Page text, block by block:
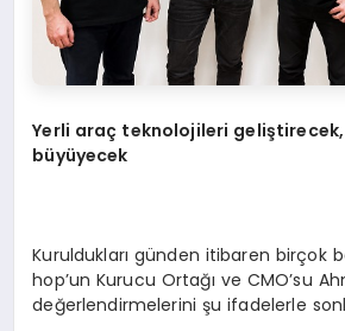
Yerli araç teknolojileri geliş
büyüyecek
Kuruldukları günden itibaren birçok
hop’un Kurucu Ortağı ve CMO’su
değerlendirmelerini şu ifadelerle